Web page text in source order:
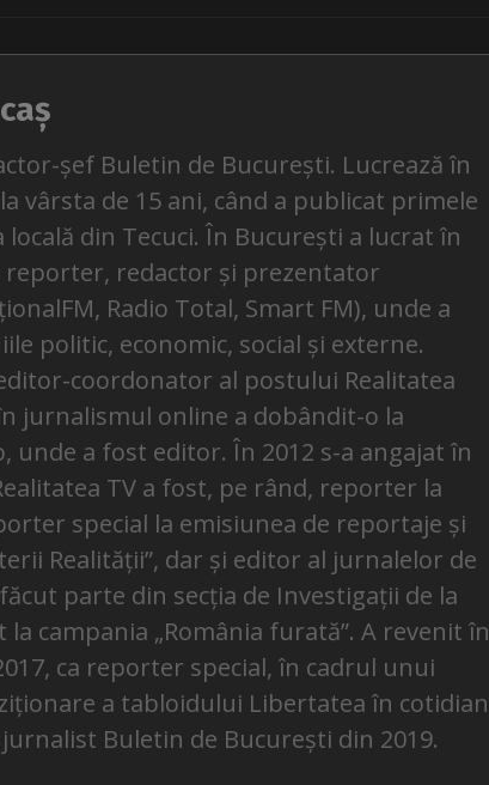
șef Buletin de București. Lucrează în
vârsta de 15 ani, când a publicat primele
din Tecuci. În București a lucrat în
reporter, redactor și prezentator
Radio Total, Smart FM), unde a
politic, economic, social și externe.
coordonator al postului Realitatea
jurnalismul online a dobândit-o la
unde a fost editor. În 2012 s-a angajat în
TV a fost, pe rând, reporter la
special la emisiunea de reportaje și
Realității”, dar și editor al jurnalelor de
parte din secția de Investigații de la
la campania „România furată”. A revenit în
ca reporter special, în cadrul unui
a tabloidului Libertatea în cotidian
Buletin de București din 2019.